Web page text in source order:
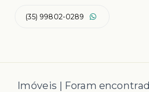
(35) 99802-0289
Imóveis | Foram